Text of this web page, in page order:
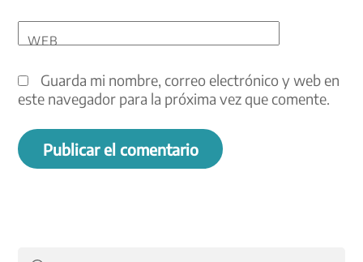
WEB
Guarda mi nombre, correo electrónico y web en
este navegador para la próxima vez que comente.